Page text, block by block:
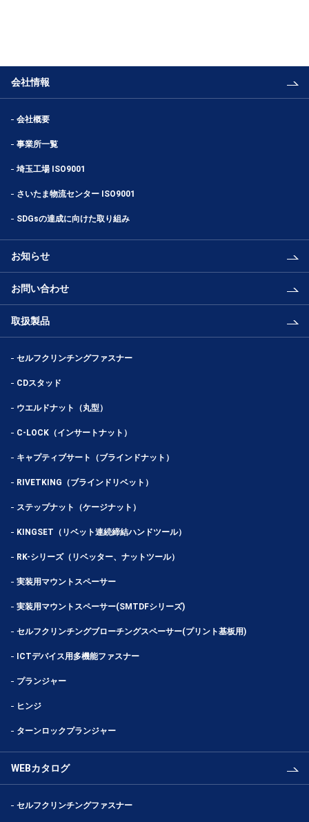
会社情報
会社概要
事業所一覧
埼玉工場 ISO9001
さいたま物流センター ISO9001
SDGsの達成に向けた取り組み
お知らせ
お問い合わせ
取扱製品
セルフクリンチングファスナー
CDスタッド
ウエルドナット（丸型）
C-LOCK（インサートナット）
キャプティブサート（ブラインドナット）
RIVETKING（ブラインドリベット）
ステップナット（ケージナット）
KINGSET（リベット連続締結ハンドツール）
RK-シリーズ（リベッター、ナットツール）
実装用マウントスペーサー
実装用マウントスペーサー(SMTDFシリーズ)
セルフクリンチングブローチングスペーサー(プリント基板用)
ICTデバイス用多機能ファスナー
プランジャー
ヒンジ
ターンロックプランジャー
WEBカタログ
セルフクリンチングファスナー